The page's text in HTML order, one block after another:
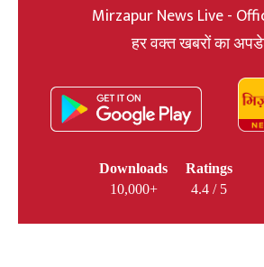
Mirzapur News Live -
हर वक्त खबरों का
Downloads
10,000+
Ratings
4.4 / 5